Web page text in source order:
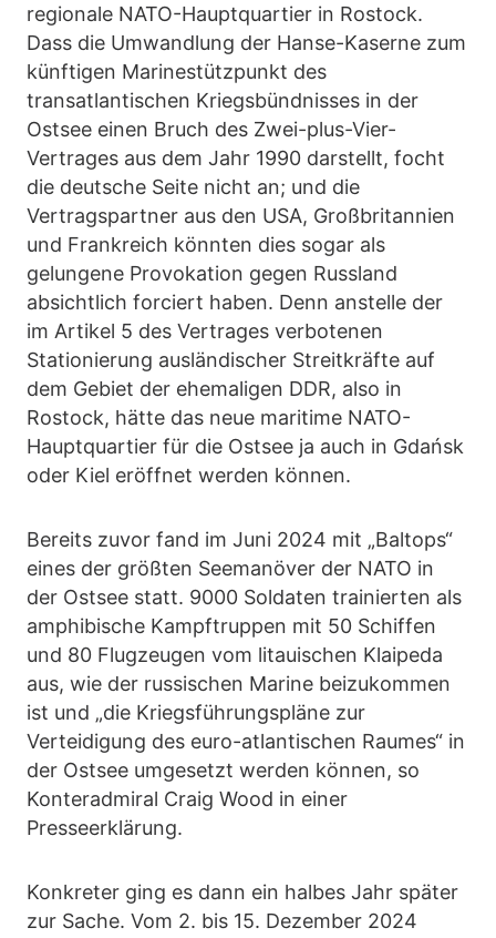
regionale NATO-Hauptquartier in Rostock.
Dass die Umwandlung der Hanse-Kaserne zum
künftigen Marinestützpunkt des
transatlantischen Kriegsbündnisses in der
Ostsee einen Bruch des Zwei-plus-Vier-
Vertrages aus dem Jahr 1990 darstellt, focht
die deutsche Seite nicht an; und die
Vertragspartner aus den USA, Großbritannien
und Frankreich könnten dies sogar als
gelungene Provokation gegen Russland
absichtlich forciert haben. Denn anstelle der
im Artikel 5 des Vertrages verbotenen
Stationierung ausländischer Streitkräfte auf
dem Gebiet der ehemaligen DDR, also in
Rostock, hätte das neue maritime NATO-
Hauptquartier für die Ostsee ja auch in Gdańsk
oder Kiel eröffnet werden können.
Bereits zuvor fand im Juni 2024 mit „Baltops“
eines der größten Seemanöver der NATO in
der Ostsee statt. 9000 Soldaten trainierten als
amphibische Kampftruppen mit 50 Schiffen
und 80 Flugzeugen vom litauischen Klaipeda
aus, wie der russischen Marine beizukommen
ist und „die Kriegsführungspläne zur
Verteidigung des euro-atlantischen Raumes“ in
der Ostsee umgesetzt werden können, so
Konteradmiral Craig Wood in einer
Presseerklärung.
Konkreter ging es dann ein halbes Jahr später
zur Sache. Vom 2. bis 15. Dezember 2024